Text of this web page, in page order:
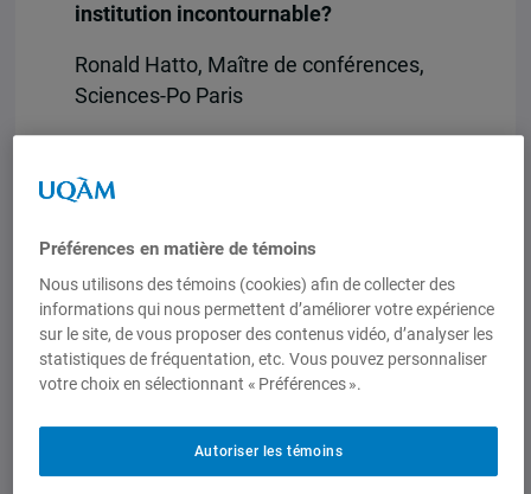
institution incontournable?
Ronald Hatto, Maître de conférences,
Sciences-Po Paris
réduction des violences
sexospécifiques
Sophie Toupin, Chercheure,
Observatoire sur les missions de paix et
opérations humanitaires
Interventions en Côte d’Ivoire :
pertinente à l’étude des missions de
paix du 21e siècle?
Préférences en matière de témoins
Nous utilisons des témoins (cookies) afin de collecter des
informations qui nous permettent d’améliorer votre expérience
sur le site, de vous proposer des contenus vidéo, d’analyser les
statistiques de fréquentation, etc. Vous pouvez personnaliser
votre choix en sélectionnant « Préférences ».
Autoriser les témoins